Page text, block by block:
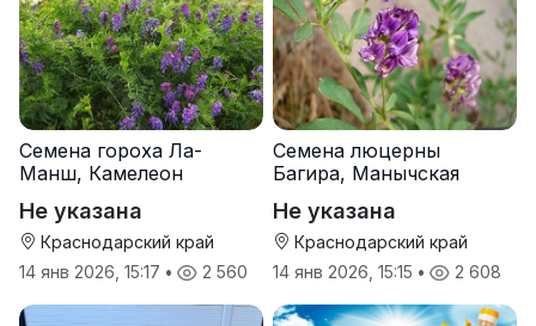
Семена гороха Ла-
Манш, Камелеон
Не указана
Краснодарский край
14 янв 2026, 15:17 • 2 560
Семена люцерны
Багира, Манычская
Не указана
Краснодарский край
14 янв 2026, 15:15 • 2 608